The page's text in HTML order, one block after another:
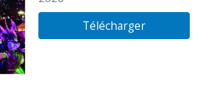
Télécharger